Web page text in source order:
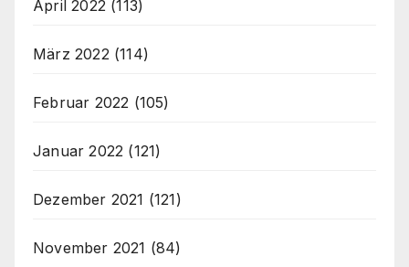
April 2022 (113)
März 2022 (114)
Februar 2022 (105)
Januar 2022 (121)
Dezember 2021 (121)
November 2021 (84)